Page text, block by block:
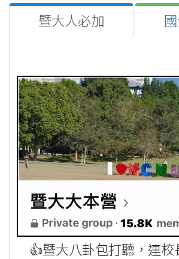
暨大人必加
👍暨大八卦包打聽，連